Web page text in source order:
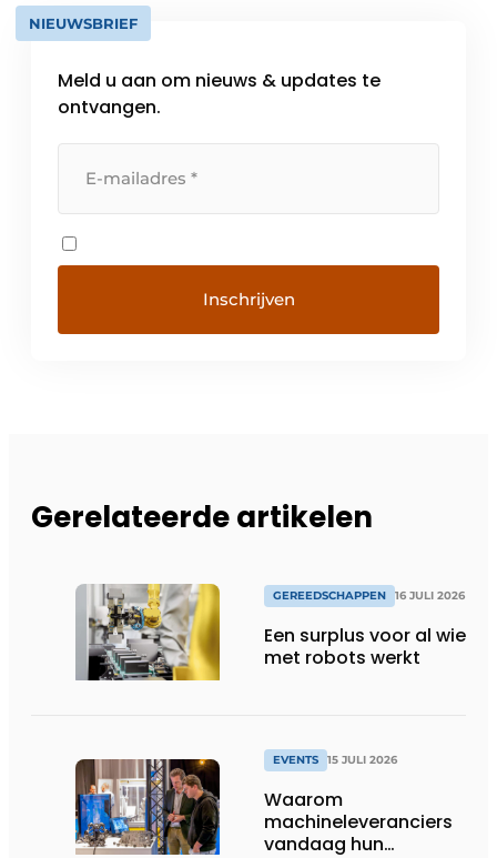
NIEUWSBRIEF
Meld u aan om nieuws & updates te
ontvangen.
Gerelateerde artikelen
GEREEDSCHAPPEN 16 JULI 2026
Een surplus voor al wie
met robots werkt
EVENTS 15 JULI 2026
Waarom
machineleveranciers
vandaag hun